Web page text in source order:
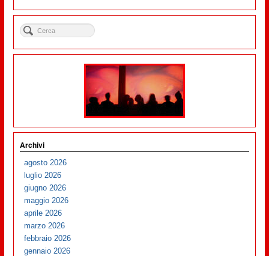
Archivi
agosto 2026
luglio 2026
giugno 2026
maggio 2026
aprile 2026
marzo 2026
febbraio 2026
gennaio 2026